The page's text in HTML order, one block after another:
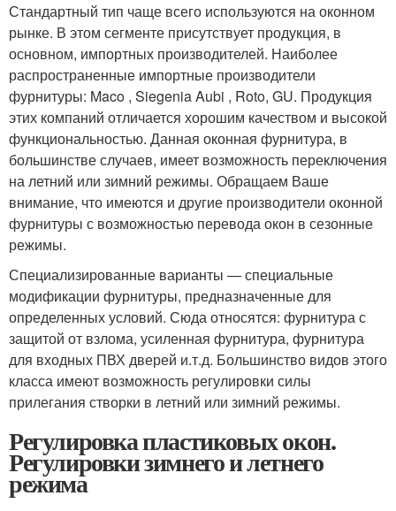
Стандартный тип чаще всего используются на оконном
рынке. В этом сегменте присутствует продукция, в
основном, импортных производителей. Наиболее
распространенные импортные производители
фурнитуры: Maco , Siegenia Aubi , Roto, GU. Продукция
этих компаний отличается хорошим качеством и высокой
функциональностью. Данная оконная фурнитура, в
большинстве случаев, имеет возможность переключения
на летний или зимний режимы. Обращаем Ваше
внимание, что имеются и другие производители оконной
фурнитуры с возможностью перевода окон в сезонные
режимы.
Специализированные варианты — специальные
модификации фурнитуры, предназначенные для
определенных условий. Сюда относятся: фурнитура с
защитой от взлома, усиленная фурнитура, фурнитура
для входных ПВХ дверей и.т.д. Большинство видов этого
класса имеют возможность регулировки силы
прилегания створки в летний или зимний режимы.
Регулировка пластиковых окон.
Регулировки зимнего и летнего
режима